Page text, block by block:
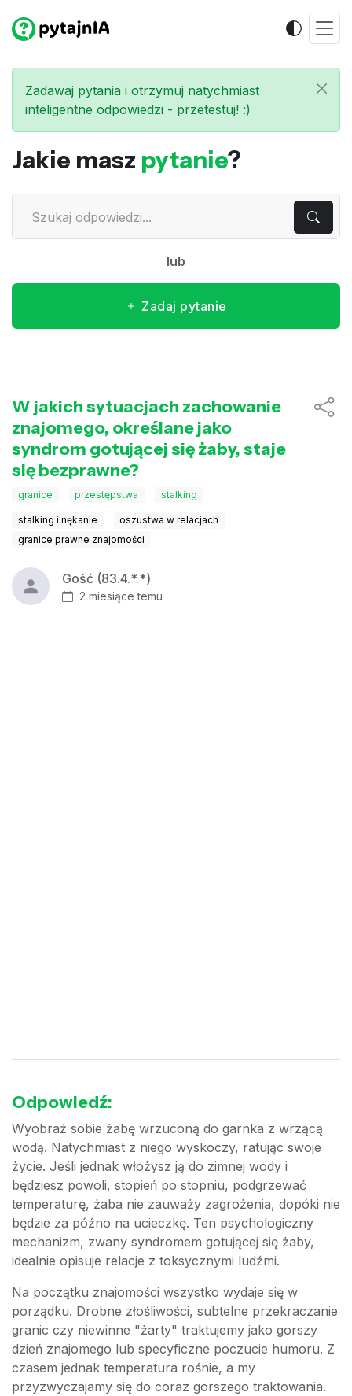
Zadawaj pytania i otrzymuj natychmiast
inteligentne odpowiedzi - przetestuj! :)
Jakie masz pytanie?
lub
Zadaj pytanie
W jakich sytuacjach zachowanie
znajomego, określane jako
syndrom gotującej się żaby, staje
się bezprawne?
granice przestępstwa stalking
stalking i nękanie
oszustwa w relacjach
granice prawne znajomości
Gość (83.4.*.*)
2 miesiące temu
Odpowiedź:
Wyobraź sobie żabę wrzuconą do garnka z wrzącą
wodą. Natychmiast z niego wyskoczy, ratując swoje
życie. Jeśli jednak włożysz ją do zimnej wody i
będziesz powoli, stopień po stopniu, podgrzewać
temperaturę, żaba nie zauważy zagrożenia, dopóki nie
będzie za późno na ucieczkę. Ten psychologiczny
mechanizm, zwany syndromem gotującej się żaby,
idealnie opisuje relacje z toksycznymi ludźmi.
Na początku znajomości wszystko wydaje się w
porządku. Drobne złośliwości, subtelne przekraczanie
granic czy niewinne "żarty" traktujemy jako gorszy
dzień znajomego lub specyficzne poczucie humoru. Z
czasem jednak temperatura rośnie, a my
przyzwyczajamy się do coraz gorszego traktowania.